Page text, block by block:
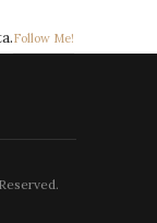
Follow Me!